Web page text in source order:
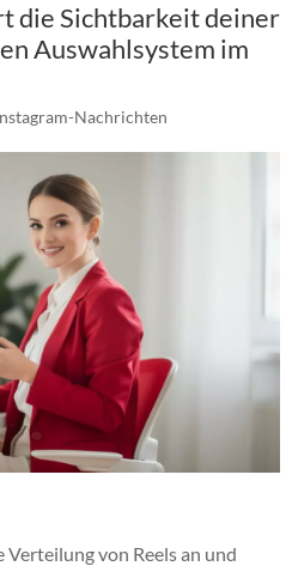
die Sichtbarkeit deiner
Auswahlsystem im
Nachrichten
von Reels an und